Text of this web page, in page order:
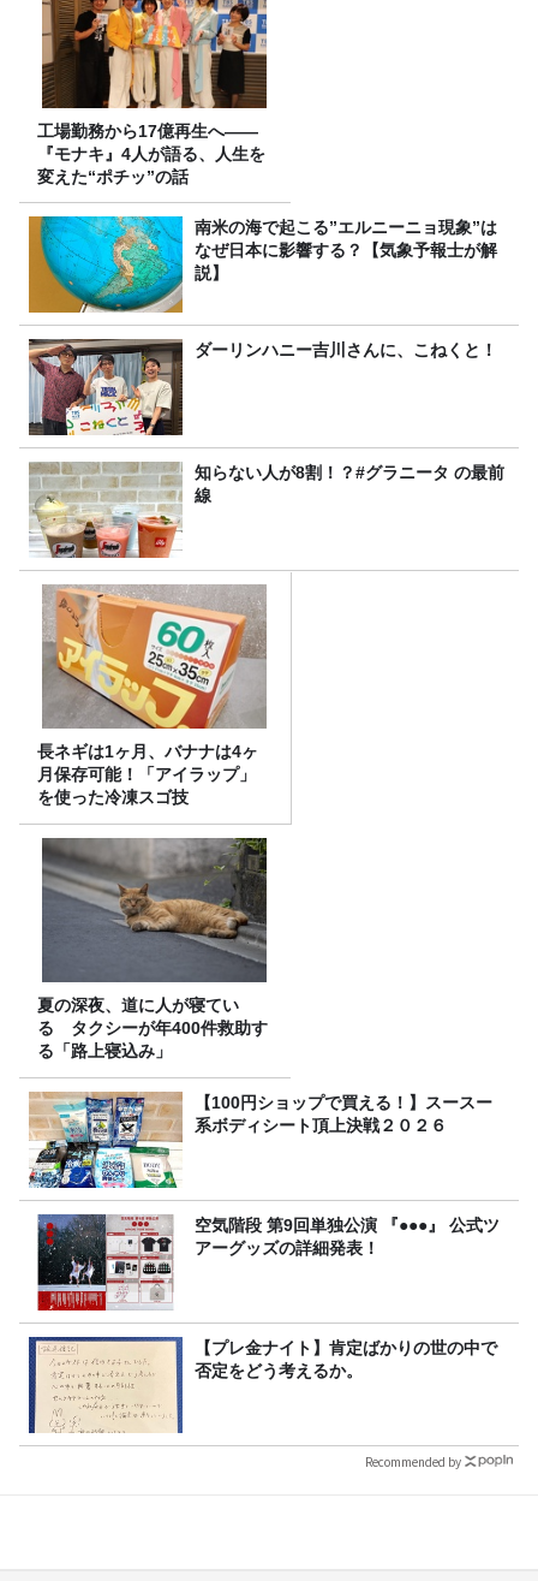
工場勤務から17億再生へ——
『モナキ』4人が語る、人生を
変えた“ポチッ”の話
南米の海で起こる”エルニーニョ現象”は
なぜ日本に影響する？【気象予報士が解
説】
ダーリンハニー吉川さんに、こねくと！
知らない人が8割！？#グラニータ の最前
線
長ネギは1ヶ月、バナナは4ヶ
月保存可能！「アイラップ」
を使った冷凍スゴ技
夏の深夜、道に人が寝てい
る タクシーが年400件救助す
る「路上寝込み」
【100円ショップで買える！】スースー
系ボディシート頂上決戦２０２６
空気階段 第9回単独公演 『●●●』 公式ツ
アーグッズの詳細発表！
【プレ金ナイト】肯定ばかりの世の中で
否定をどう考えるか。
Recommended by